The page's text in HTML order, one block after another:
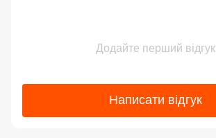
Додайте перший відгук
Написати відгук